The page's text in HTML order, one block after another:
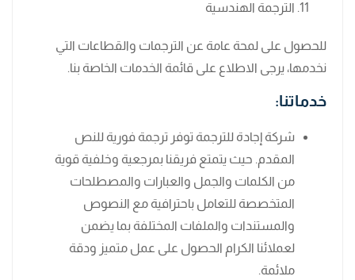
الترجمة الهندسية
للحصول على لمحة عامة عن الترجمات والقطاعات التي
نخدمها، يرجى الاطلاع على قائمة الخدمات الخاصة بنا.
خدماتنا:
شركة إجادة للترجمة توفر ترجمة فورية للنص
المقدم. حيث يتمتع فريقنا بمرجعية وخلفية قوية
من الكلمات والجمل والعبارات والمصطلحات
المتخصصة للتعامل باحترافية مع النصوص
والمستندات والملفات المختلفة بما يضمن
لعملائنا الكرام الحصول على عمل متميز ودقة
ملائمة.